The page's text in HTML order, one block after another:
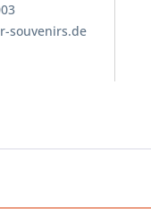
souvenirs.de